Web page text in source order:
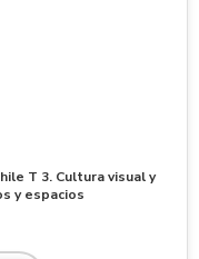
T 3. Cultura visual y
y espacios